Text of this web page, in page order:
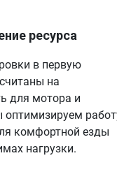
ресурса
в первую
на
для мотора и
комфортной езды
нагрузки.